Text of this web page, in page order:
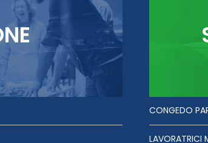
CONGEDO
LAVORATRICI